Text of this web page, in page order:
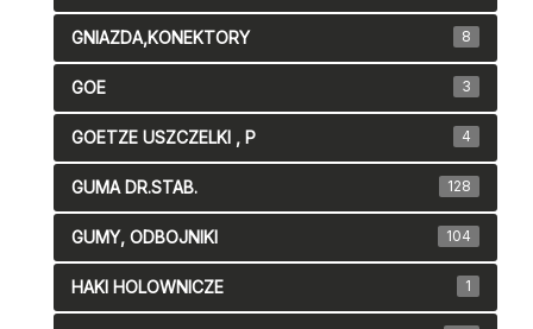
GNIAZDA,KONEKTORY 8
GOE 3
GOETZE USZCZELKI , P 4
GUMA DR.STAB. 128
GUMY, ODBOJNIKI 104
HAKI HOLOWNICZE 1